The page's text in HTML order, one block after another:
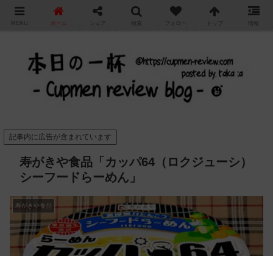
カップ麺の新商品をレビュー / アレンジするブログ
記事内に広告が含まれています
寿がきや食品「カッパ64（ロクジューシ）
シーフードらーめん」
寿がきや食品
MENU ホーム シェア 検索 フォロー トップ 情報